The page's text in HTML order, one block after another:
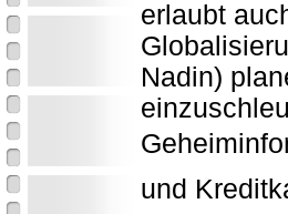
erlaubt
Nadin)
und